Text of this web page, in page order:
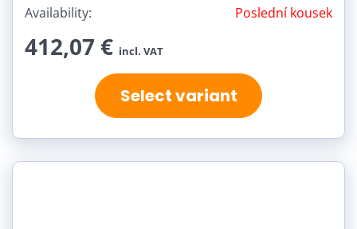
Availability: Poslední kousek
412,07 € incl. VAT
Select variant